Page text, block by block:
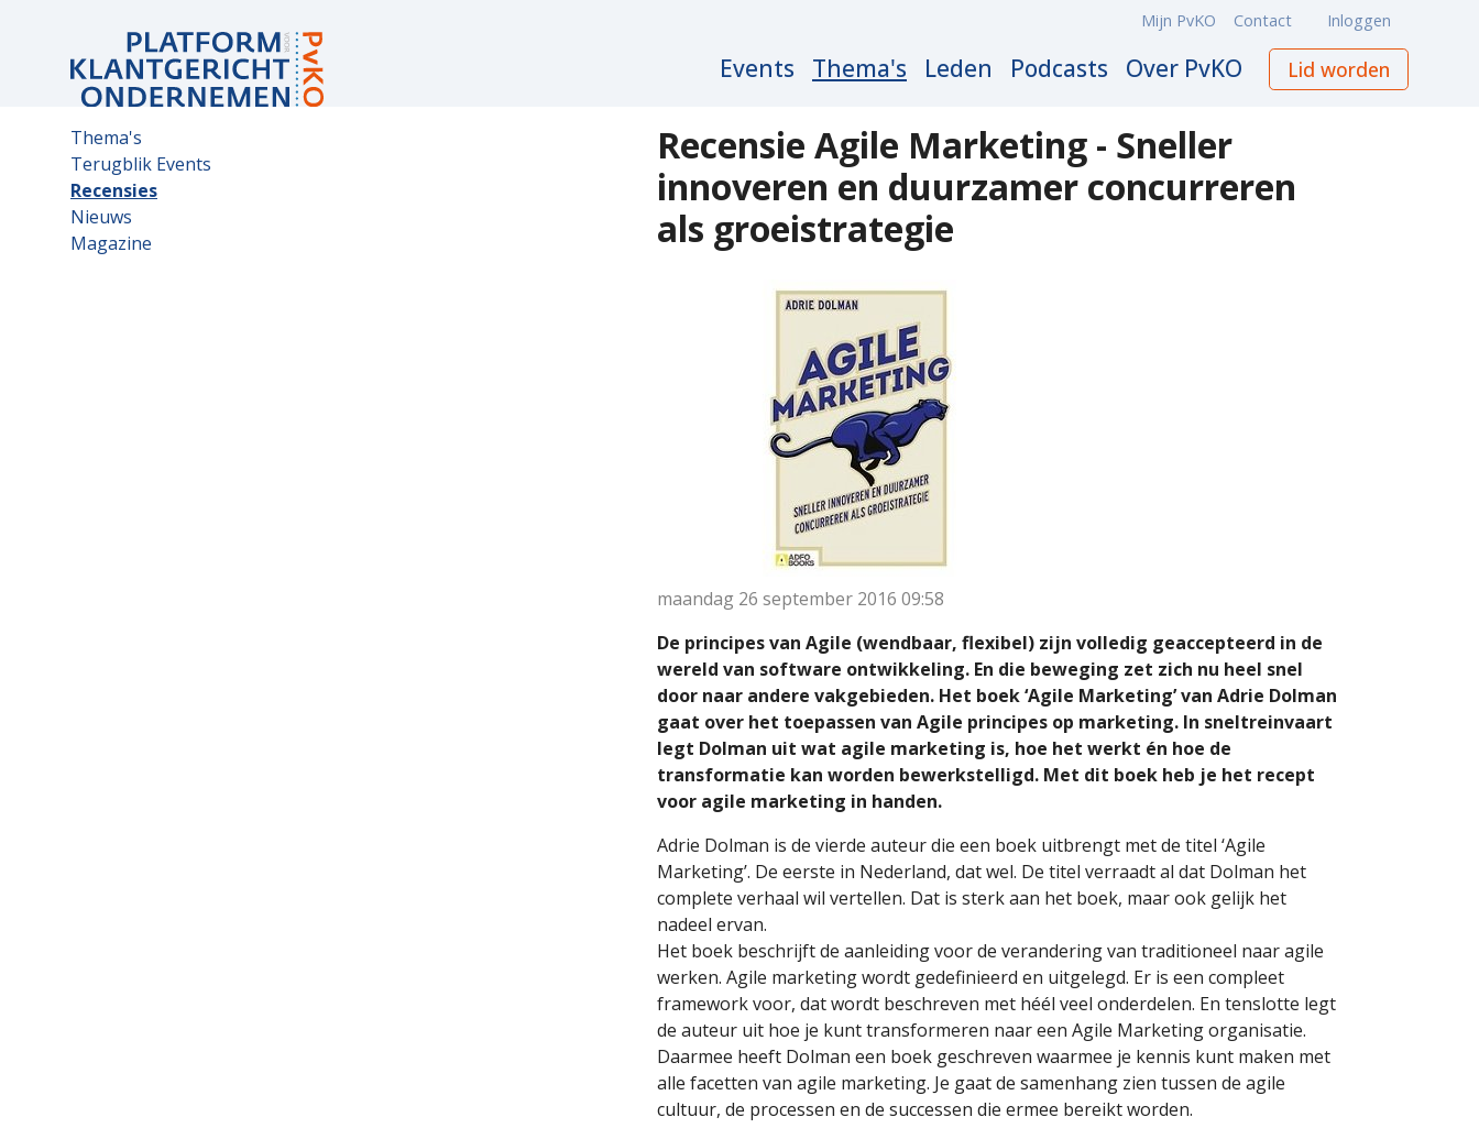
navigation
Events Thema's Leden Podcasts Over PvKO Lid worden
Meta
Mijn PvKO Contact Inloggen
Recensie Agile Marketing - Sneller
innoveren en duurzamer concurreren
als groeistrategie
maandag 26 september 201609:58
De principes van Agile (wendbaar, flexibel) zijn volledig geaccepteerd in de
wereld van software ontwikkeling. En die beweging zet zich nu heel snel
door naar andere vakgebieden. Het boek ‘Agile Marketing’ van Adrie Dolman
gaat over het toepassen van Agile principes op marketing. In sneltreinvaart
legt Dolman uit wat agile marketing is, hoe het werkt én hoe de
transformatie kan worden bewerkstelligd. Met dit boek heb je het recept
voor agile marketing in handen.
Adrie Dolman is de vierde auteur die een boek uitbrengt met de titel ‘Agile
Marketing’. De eerste in Nederland, dat wel. De titel verraadt al dat Dolman het
complete verhaal wil vertellen. Dat is sterk aan het boek, maar ook gelijk het
nadeel ervan.
Het boek beschrijft de aanleiding voor de verandering van traditioneel naar agile
werken. Agile marketing wordt gedefinieerd en uitgelegd. Er is een compleet
framework voor, dat wordt beschreven met héél veel onderdelen. En tenslotte legt
de auteur uit hoe je kunt transformeren naar een Agile Marketing organisatie.
Daarmee heeft Dolman een boek geschreven waarmee je kennis kunt maken met
alle facetten van agile marketing. Je gaat de samenhang zien tussen de agile
cultuur, de processen en de successen die ermee bereikt worden.
Sub
navigation
Thema's
Terugblik Events
Recensies
Nieuws
Magazine